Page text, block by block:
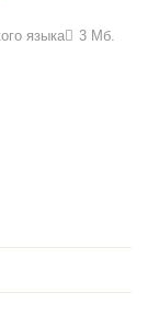
языка 3 Мб.